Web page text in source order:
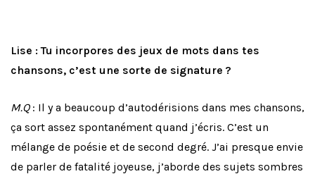
Lise : Tu incorpores des jeux de mots dans tes
chansons, c’est une sorte de signature ?
M.Q : Il y a beaucoup d’autodérisions dans mes chansons,
ça sort assez spontanément quand j’écris. C’est un
mélange de poésie et de second degré. J’ai presque envie
de parler de fatalité joyeuse, j’aborde des sujets sombres